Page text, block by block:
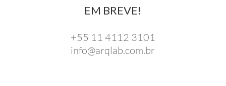
EM BREVE!
+55 11 4112 3101
info@arqlab.com.br